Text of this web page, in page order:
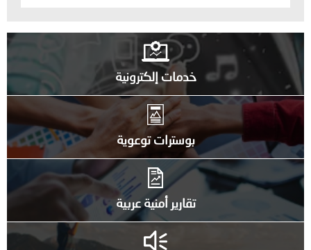
خدمات إلكترونية
بوسترات توعوية
تقارير أمنية عربية